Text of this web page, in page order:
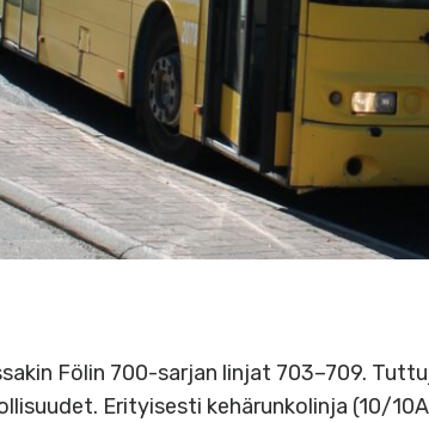
Fölin 700-sarjan linjat 703–709.
Erityisesti kehärunkolinja (10/